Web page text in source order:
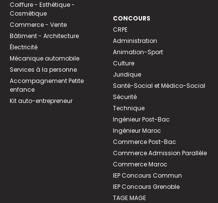
Coiffure - Esthétique -
Cosmétique
Commerce - Vente
Bâtiment - Architecture
Électricité
Mécanique automobile
Services à la personne
Accompagnement Petite
enfance
Kit auto-entrepreneur
CONCOURS
CRPE
Administration
Animation-Sport
Culture
Juridique
Santé-Social et Médico-Social
Sécurité
Technique
Ingénieur Post-Bac
Ingénieur Maroc
Commerce Post-Bac
Commerce Admission Parallèle
Commerce Maroc
IEP Concours Commun
IEP Concours Grenoble
TAGE MAGE